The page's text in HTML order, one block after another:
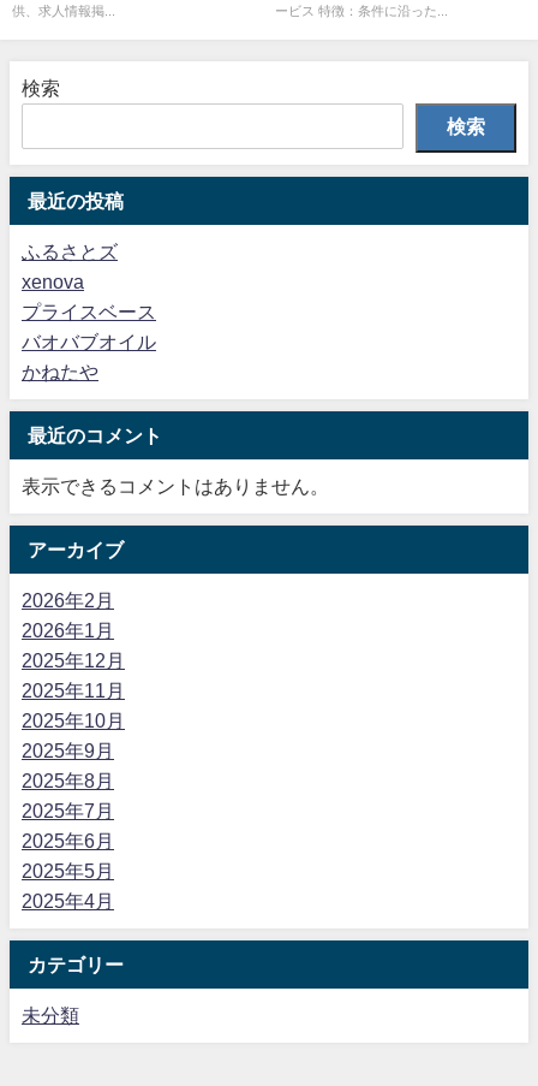
供、求人情報掲...
ービス 特徴：条件に沿った...
検索
検索
最近の投稿
ふるさとズ
xenova
プライスベース
バオバブオイル
かねたや
最近のコメント
表示できるコメントはありません。
アーカイブ
2026年2月
2026年1月
2025年12月
2025年11月
2025年10月
2025年9月
2025年8月
2025年7月
2025年6月
2025年5月
2025年4月
カテゴリー
未分類